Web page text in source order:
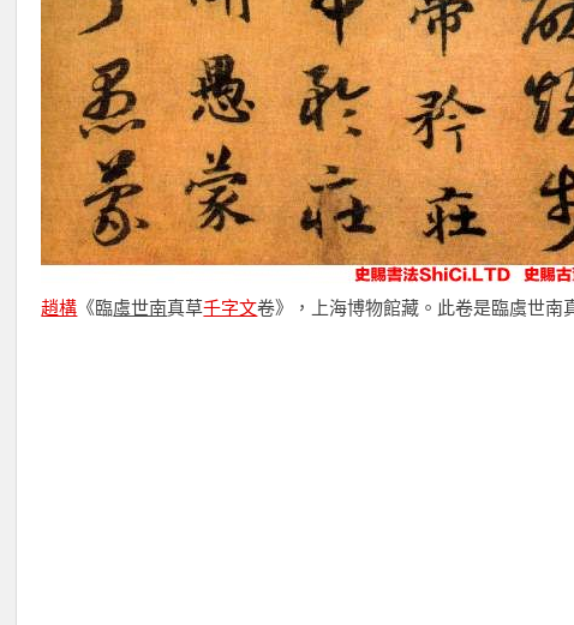
趙構 《臨虞世南真草千字文卷》，上海博物館藏。此卷是臨虞世南